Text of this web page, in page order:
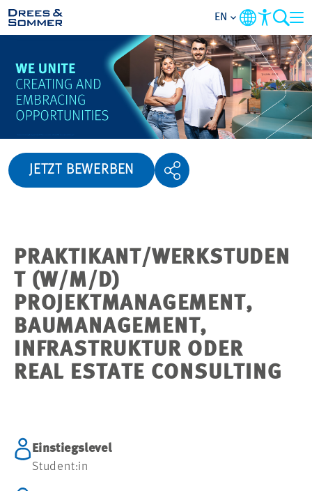
OVERVIEW
ABOUT US
AREAS OF ACTIVITY
ALL ABOUT APPLYING
JOB-OPPORTUNITIES
EN
JETZT BEWERBEN
PRAKTIKANT/WERKSTUDEN
T (W/M/D)
PROJEKTMANAGEMENT,
BAUMANAGEMENT,
INFRASTRUKTUR ODER
REAL ESTATE CONSULTING
Einstiegslevel
Student:in